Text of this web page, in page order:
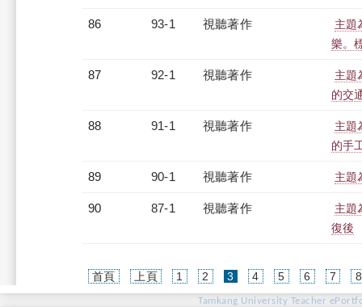
86 93-1 視聽著作
主題
樂。
87 92-1 視聽著作
主題
的交
88 91-1 視聽著作
主題
的手
89 90-1 視聽著作 主題
90 87-1 視聽著作
主題
復後
首頁 上頁 1 2 3 (current)
4 5 6 7 8
Tamkang University Teacher